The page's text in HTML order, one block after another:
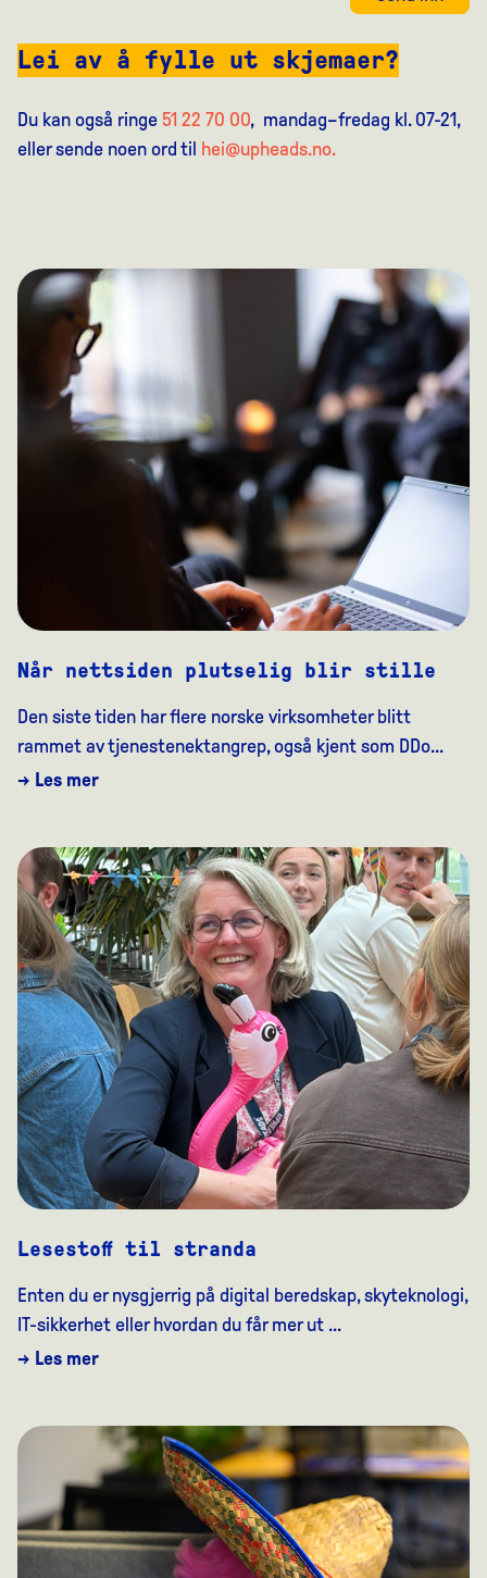
Lei av å fylle ut skjemaer?
Du kan også ringe 51 22 70 00, mandag–fredag kl. 07-21,
eller sende noen ord til hei@upheads.no.
Når nettsiden plutselig blir stille
Den siste tiden har flere norske virksomheter blitt
rammet av tjenestenektangrep, også kjent som DDo...
→ Les mer
Lesestoff til stranda
Enten du er nysgjerrig på digital beredskap, skyteknologi,
IT-sikkerhet eller hvordan du får mer ut ...
→ Les mer